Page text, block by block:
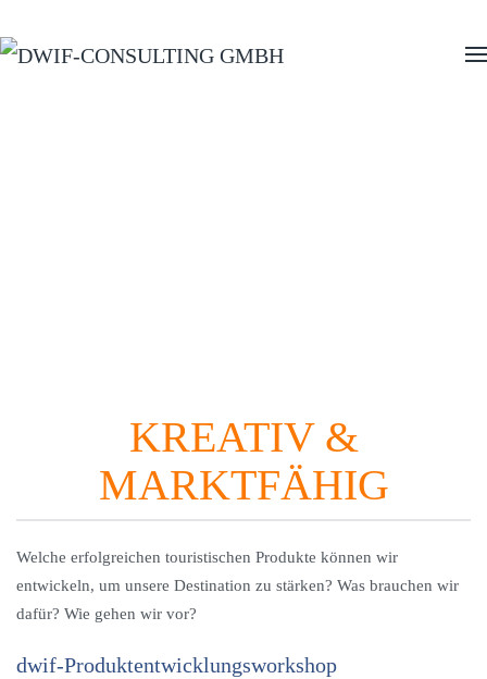
Zum Hauptinhalt springen
KREATIV &
MARKTFÄHIG
Welche erfolgreichen touristischen Produkte können wir
entwickeln, um unsere Destination zu stärken? Was brauchen wir
dafür? Wie gehen wir vor?
dwif-Produktentwicklungsworkshop